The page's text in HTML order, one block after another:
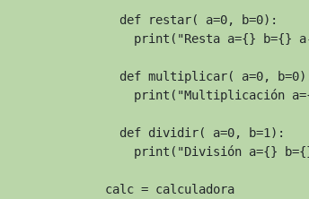
  def restar( a=0, b=0):
print("Resta a={} b={}
def multiplicar( a=0,
print("Multiplicación
  def dividir( a=0, b=1):
print("División a={}
calc = calculadora